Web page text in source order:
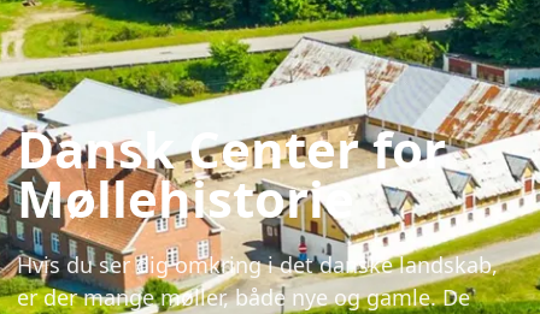
Dansk Center for
Møllehistorie
Hvis du ser dig omkring i det danske landskab,
er der mange møller, både nye og gamle. De